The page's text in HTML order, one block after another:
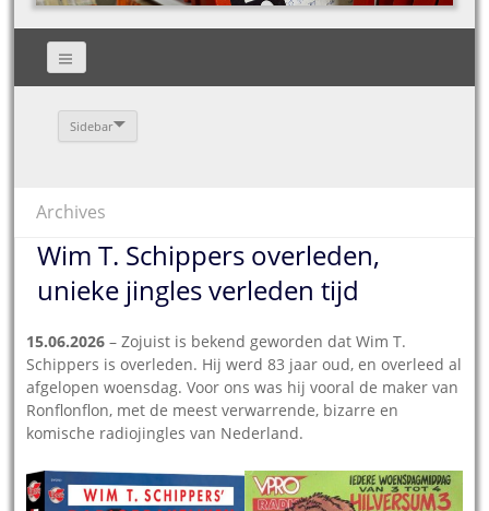
Sidebar
Archives
Wim T. Schippers overleden,
unieke jingles verleden tijd
15.06.2026 – Zojuist is bekend geworden dat Wim T.
Schippers is overleden. Hij werd 83 jaar oud, en overleed al
afgelopen woensdag. Voor ons was hij vooral de maker van
Ronflonflon, met de meest verwarrende, bizarre en
komische radiojingles van Nederland.